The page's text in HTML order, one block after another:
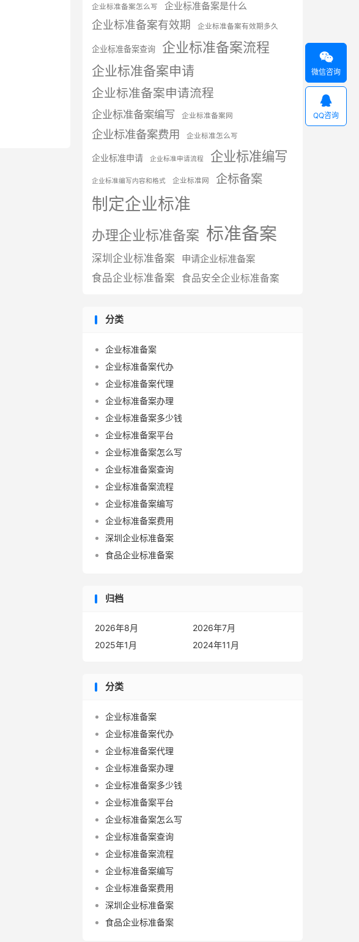
企业标准备案怎么写 企业标准备案是什么
企业标准备案有效期 企业标准备案有效期多久
企业标准备案查询 企业标准备案流程
企业标准备案申请
企业标准备案申请流程
企业标准备案编写 企业标准备案网
企业标准备案费用 企业标准怎么写
企业标准申请 企业标准申请流程 企业标准编写
企业标准编写内容和格式 企业标准网 企标备案
制定企业标准
办理企业标准备案 标准备案
深圳企业标准备案 申请企业标准备案
食品企业标准备案 食品安全企业标准备案
分类
企业标准备案
企业标准备案代办
企业标准备案代理
企业标准备案办理
企业标准备案多少钱
企业标准备案平台
企业标准备案怎么写
企业标准备案查询
企业标准备案流程
企业标准备案编写
企业标准备案费用
深圳企业标准备案
食品企业标准备案
归档
2026年8月
2026年7月
2025年1月
2024年11月
分类
企业标准备案
企业标准备案代办
企业标准备案代理
企业标准备案办理
企业标准备案多少钱
企业标准备案平台
企业标准备案怎么写
企业标准备案查询
企业标准备案流程
企业标准备案编写
企业标准备案费用
深圳企业标准备案
食品企业标准备案

微信咨询

QQ咨询